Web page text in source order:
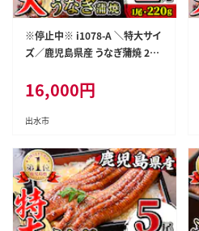
※停止中※ i1078-A ＼特大サイ
ズ／鹿児島県産 うなぎ蒲焼 2尾
山椒付きうなぎ 鰻 ウナギ 特大
特大サイズ 約220g 蒲焼き 国産
鹿児島県産 焼きたて 生産量日本
別な日 土用の丑の日 【薩摩川内
鰻】
16,000円
出水市